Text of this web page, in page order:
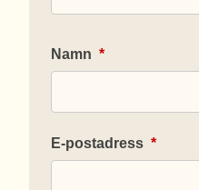
Namn *
E-postadress *